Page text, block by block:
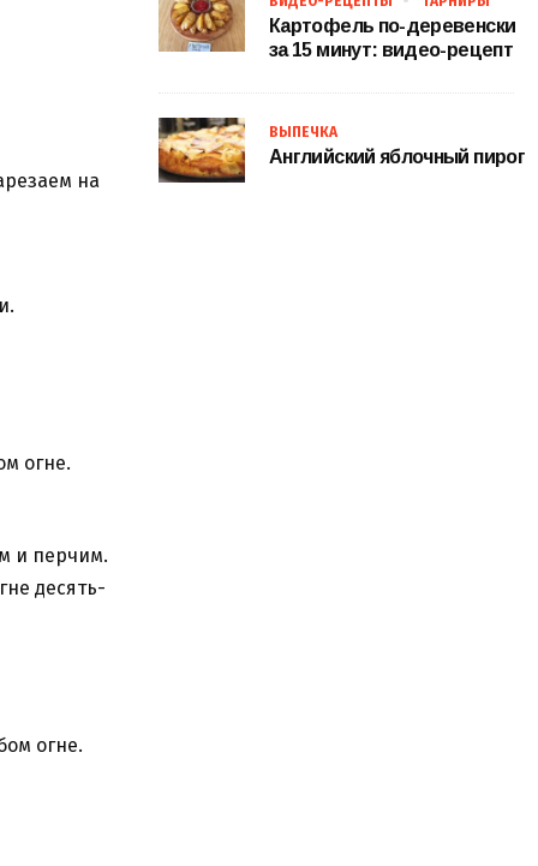
на
огне.
и перчим.
десять-
огне.
Картофель по-деревенски
за 15 минут: видео-рецепт
ВЫПЕЧКА
Английский яблочный пирог